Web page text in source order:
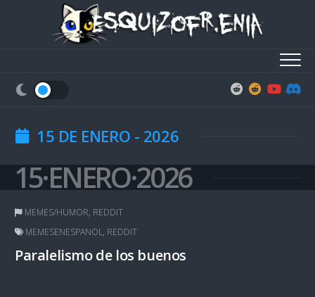
15 DE ENERO - 2026
15·ENERO·2026
MEMES/HUMOR, REDDIT
MEMESENESPANOL, REDDIT
Paralelismo de los buenos